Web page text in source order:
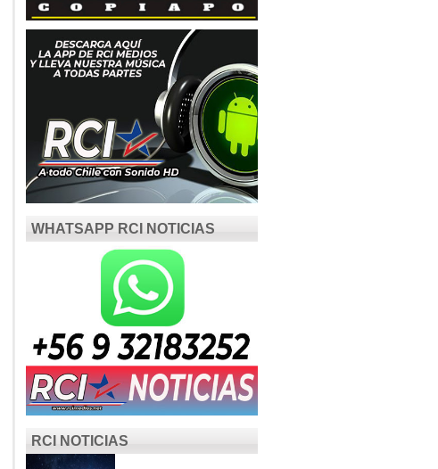
WHATSAPP RCI NOTICIAS
RCI NOTICIAS